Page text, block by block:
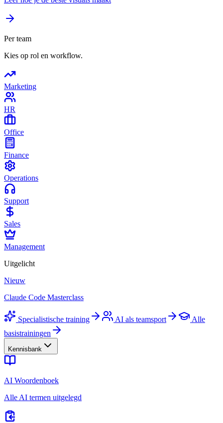
Per team
Kies op rol en workflow.
Marketing
HR
Office
Finance
Operations
Support
Sales
Management
Uitgelicht
Nieuw
Claude Code Masterclass
Specialistische training AI als teamsport
Alle
basistrainingen
Kennisbank
AI Woordenboek
Alle AI termen uitgelegd